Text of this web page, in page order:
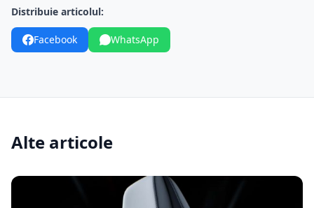
Distribuie articolul:
Facebook WhatsApp
Alte articole